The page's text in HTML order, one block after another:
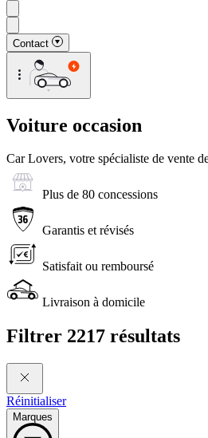
Contact
Voiture occasion
Car Lovers, votre spécialiste de vente
Plus de 80 concessions
Garantis et révisés
Satisfait ou remboursé
Livraison à domicile
Filtrer 2217 résultats
Réinitialiser
Marques